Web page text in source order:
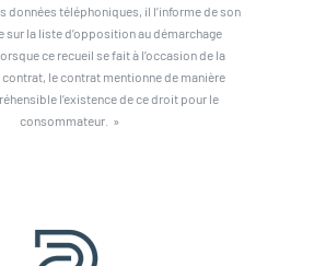
données téléphoniques, il l’informe de son
sur la liste d’opposition au démarchage
ce recueil se fait à l’occasion de la
contrat, le contrat mentionne de manière
l’existence de ce droit pour le
consommateur. »